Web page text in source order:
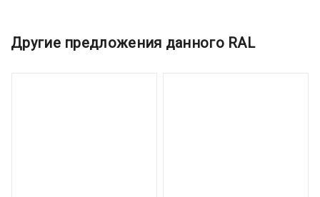
Другие предложения данного RAL